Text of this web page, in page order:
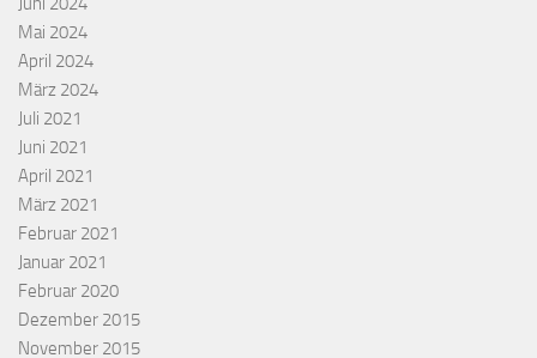
Mai 2024
April 2024
März 2024
Juli 2021
Juni 2021
April 2021
März 2021
Februar 2021
Januar 2021
Februar 2020
Dezember 2015
November 2015